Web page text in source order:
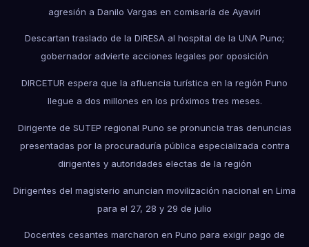
agresión a Danilo Vargas en comisaría de Ayaviri
Descartan traslado de la DIRESA al hospital de la UNA Puno;
gobernador advierte acciones legales por oposición
DIRCETUR espera que la afluencia turística en la región Puno
llegue a dos millones en los próximos tres meses.
Dirigente de SUTEP regional Puno se pronuncia tras denuncias
presentadas por la procuraduría pública especializada contra
dirigentes y autoridades electas de la región
Dirigentes del magisterio anuncian movilización nacional en Lima
para el 27, 28 y 29 de julio
Docentes cesantes marcharon en Puno para exigir pago de